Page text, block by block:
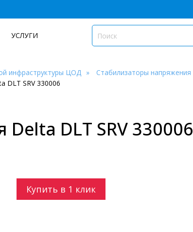
УСЛУГИ
инфраструктуры ЦОД Стабилизаторы напряжения
DLT SRV 330006
DLT SRV 330006
Купить в 1 клик